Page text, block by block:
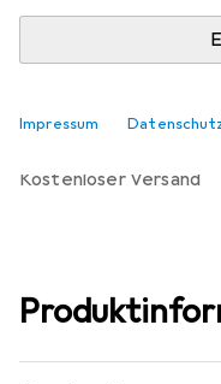
Impressum Vergleichen
kostenloser Versand